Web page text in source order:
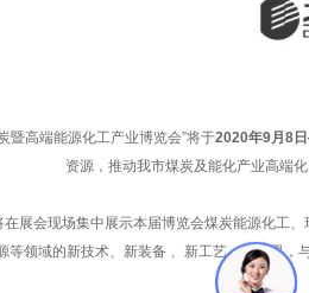
暨高端能源化工产业博览会”将于2020年9月8
资源，推动我市煤炭及能化产业高端
展会现场集中展示本届博览会煤炭能源化工
等领域的新技术、新装备 、新工艺、新成果，